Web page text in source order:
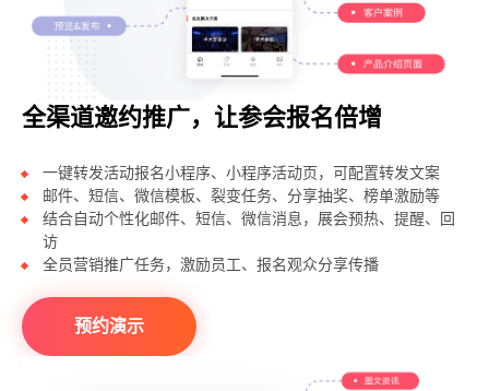
全渠道邀约推广，让参会报名倍增
一键转发活动报名小程序、小程序活动页，可配置转发文案
邮件、短信、微信模板、裂变任务、分享抽奖、榜单激励等
结合自动个性化邮件、短信、微信消息，展会预热、提醒、回
访
全员营销推广任务，激励员工、报名观众分享传播
预约演示